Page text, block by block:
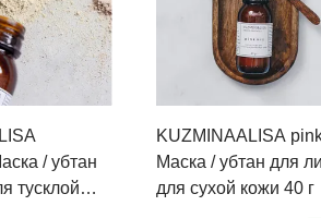
/ убтан
тусклой
KUZMINAALISA
Маска / убтан для
для сухой кожи 40 г